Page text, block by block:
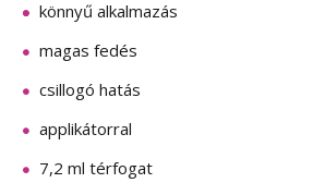
könnyű alkalmazás
magas fedés
csillogó hatás
applikátorral
7,2 ml térfogat